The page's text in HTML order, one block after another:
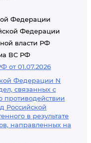
Федерации
Федерации
власти РФ
ВС РФ
от 01.07.2026
Федерации N
связанных с
противодействии
Российской
в результате
направленных на